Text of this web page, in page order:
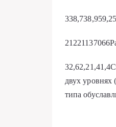
двух уровнях
типа